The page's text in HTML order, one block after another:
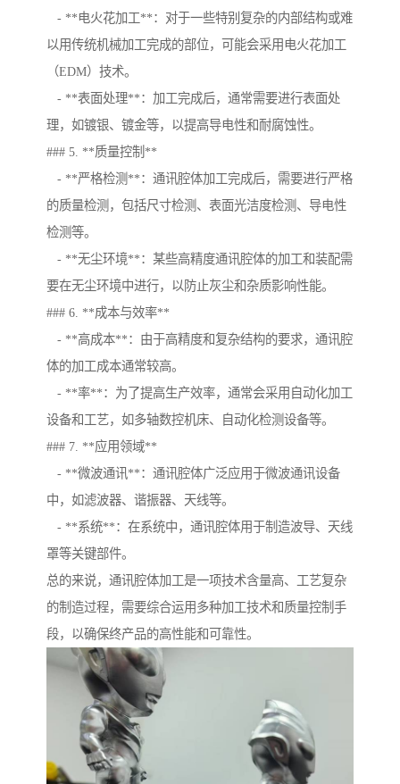
- **电火花加工**：对于一些特别复杂的内部结构或难
以用传统机械加工完成的部位，可能会采用电火花加工
（EDM）技术。
- **表面处理**：加工完成后，通常需要进行表面处
理，如镀银、镀金等，以提高导电性和耐腐蚀性。
### 5. **质量控制**
- **严格检测**：通讯腔体加工完成后，需要进行严格
的质量检测，包括尺寸检测、表面光洁度检测、导电性
检测等。
- **无尘环境**：某些高精度通讯腔体的加工和装配需
要在无尘环境中进行，以防止灰尘和杂质影响性能。
### 6. **成本与效率**
- **高成本**：由于高精度和复杂结构的要求，通讯腔
体的加工成本通常较高。
- **率**：为了提高生产效率，通常会采用自动化加工
设备和工艺，如多轴数控机床、自动化检测设备等。
### 7. **应用领域**
- **微波通讯**：通讯腔体广泛应用于微波通讯设备
中，如滤波器、谐振器、天线等。
- **系统**：在系统中，通讯腔体用于制造波导、天线
罩等关键部件。
总的来说，通讯腔体加工是一项技术含量高、工艺复杂
的制造过程，需要综合运用多种加工技术和质量控制手
段，以确保终产品的高性能和可靠性。